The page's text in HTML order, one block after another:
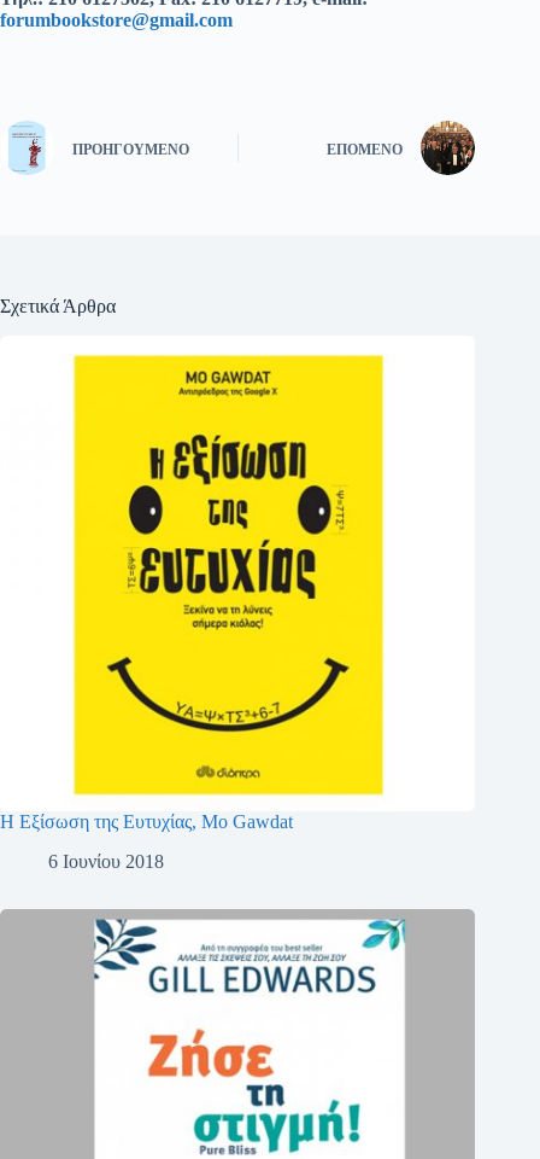
forumbookstore@gmail.com
ΠΡΟΗΓΟΎΜΕΝΟ ΕΠΌΜΕΝΟ
Σχετικά Άρθρα
Η Εξίσωση της Ευτυχίας, Μο Gawdat
6 Ιουνίου 2018